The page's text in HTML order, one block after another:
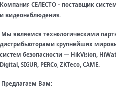
Компания СЕЛЕСТО – поставщик
и видеонаблюдения.
Мы являемся технологическими
дистрибьюторами крупнейших
систем безопасности — HikVision,
Digital, SIGUR, PERCo, ZKTeco, CAME.
Предлагаем Вам: